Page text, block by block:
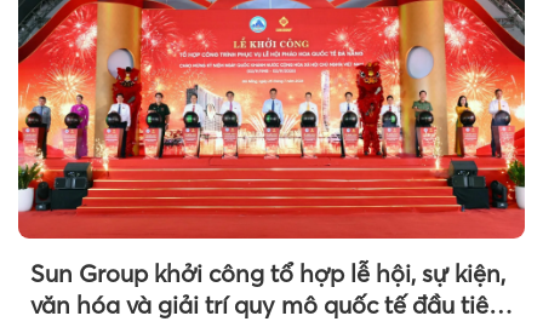
Sun Group khởi công tổ hợp lễ hội, sự kiện,
văn hóa và giải trí quy mô quốc tế đầu tiên